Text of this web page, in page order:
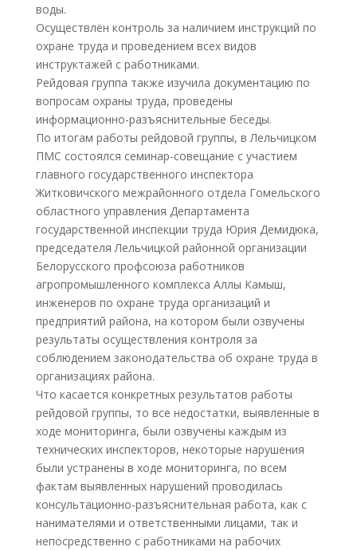
воды.
Осуществлён контроль за наличием инструкций по
охране труда и проведением всех видов
инструктажей с работниками.
Рейдовая группа также изучила документацию по
вопросам охраны труда, проведены
информационно-разъяснительные беседы.
По итогам работы рейдовой группы, в Лельчицком
ПМС состоялся семинар-совещание с участием
главного государственного инспектора
Житковичского межрайонного отдела Гомельского
областного управления Департамента
государственной инспекции труда Юрия Демидюка,
председателя Лельчицкой районной организации
Белорусского профсоюза работников
агропромышленного комплекса Аллы Камыш,
инженеров по охране труда организаций и
предприятий района, на котором были озвучены
результаты осуществления контроля за
соблюдением законодательства об охране труда в
организациях района.
Что касается конкретных результатов работы
рейдовой группы, то все недостатки, выявленные в
ходе мониторинга, были озвучены каждым из
технических инспекторов, некоторые нарушения
были устранены в ходе мониторинга, по всем
фактам выявленных нарушений проводилась
консультационно-разъяснительная работа, как с
нанимателями и ответственными лицами, так и
непосредственно с работниками на рабочих